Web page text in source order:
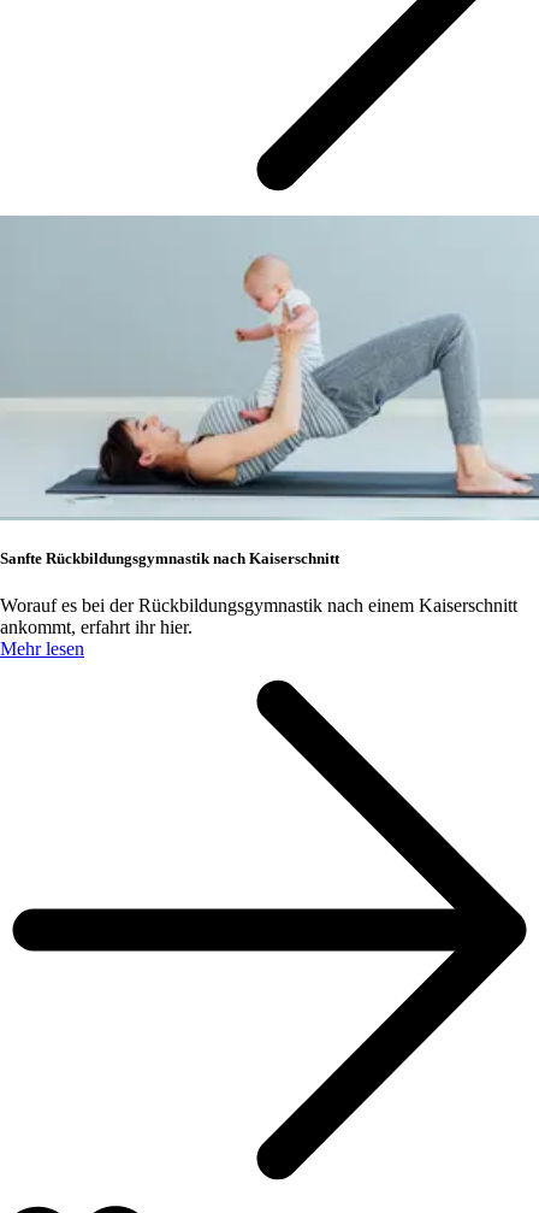
Sanfte Rückbildungsgymnastik nach Kaiserschnitt
Worauf es bei der Rückbildungsgymnastik nach einem Kaiserschnitt
ankommt, erfahrt ihr hier.
Mehr lesen